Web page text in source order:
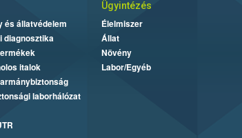
és állatvédelem
diagnosztika
italok
laborhálózat
Ügyintézés
Élelmiszer
Állat
Növény
Labor/Egyéb